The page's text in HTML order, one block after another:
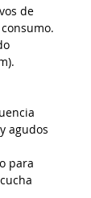
de
agudos
para